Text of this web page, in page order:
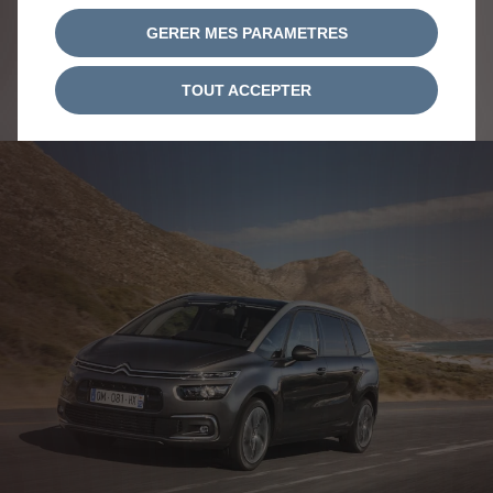
Configurer Citroën spacetourer
GERER MES PARAMETRES
TOUT ACCEPTER